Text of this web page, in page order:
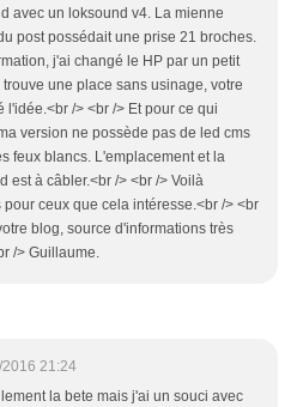
avec un loksound v4. La mienne
post possédait une prise 21 broches.
j'ai changé le HP par un petit
une place sans usinage, votre
l'idée.<br /> <br /> Et pour ce qui
version ne possède pas de led cms
feux blancs. L'emplacement et la
est à câbler.<br /> <br /> Voilà
ceux que cela intéresse.<br /> <br
blog, source d'informations très
/> Guillaume.
21:24
la bete mais j'ai un souci avec